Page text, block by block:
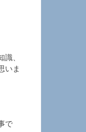
、
いま
で